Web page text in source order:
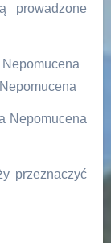
prowadzone
Nepomucena
przeznaczyć